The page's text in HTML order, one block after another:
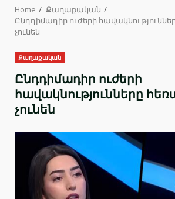
Home
Քաղաքական
Ընդդիմադիր ուժերի
չունեն
Քաղաքական
Ընդդիմադիր ուժերի
հավակնությունները
չունեն